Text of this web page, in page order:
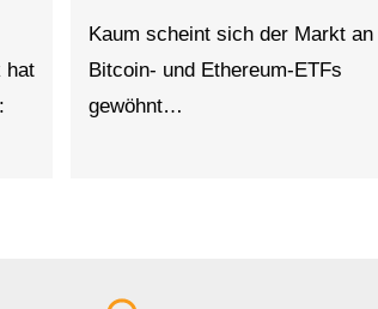
hat
Kaum scheint sich der Markt an
Bitcoin- und Ethereum-ETFs
gewöhnt…